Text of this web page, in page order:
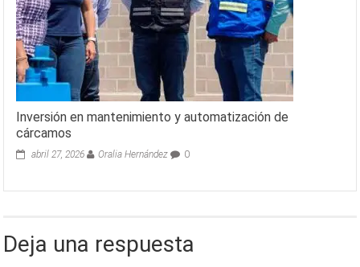
Inversión en mantenimiento y automatización de
cárcamos
abril 27, 2026 Oralia Hernández 0
Deja una respuesta